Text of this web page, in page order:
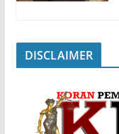
DISCLAIMER